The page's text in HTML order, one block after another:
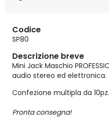
Codice
SP80
Descrizione breve
Mini Jack Maschio
audio stereo ed elettronica.
Confezione multipla da 10pz.
Pronta consegna!